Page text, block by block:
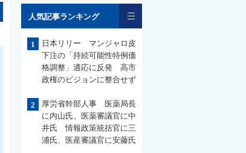
人気記事ランキング
1
日本リリー マンジャロ皮
下注の「持続可能性特例価
格調整」適応に反発 高市
政権のビジョンに整合せず
2
厚労省幹部人事 医薬局長
に内山氏、医薬審議官に中
井氏 情報政策統括官に三
浦氏、医産審議官に安藤氏